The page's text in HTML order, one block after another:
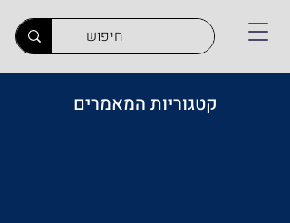
קטגוריות המאמרים